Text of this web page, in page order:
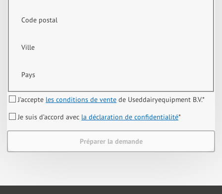
Code postal
Ville
Pays
J'accepte les conditions de vente de Useddairyequipment B.V.*
Je suis d’accord avec la déclaration de confidentialité*
Préparer la demande